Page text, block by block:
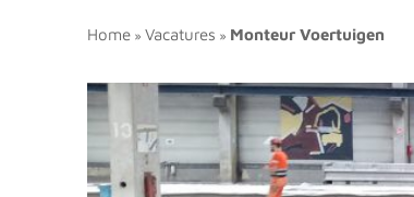
Home » Vacatures » Monteur Voertuigen